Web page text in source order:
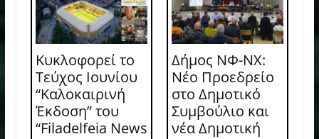
Κυκλοφορεί το
Τεύχος Ιουνίου
“Καλοκαιρινή
Έκδοση” του
“Filadelfeia News
Δήμος ΝΦ-ΝΧ:
Νέο Προεδρείο
στο Δημοτικό
Συμβούλιο και
νέα Δημοτική